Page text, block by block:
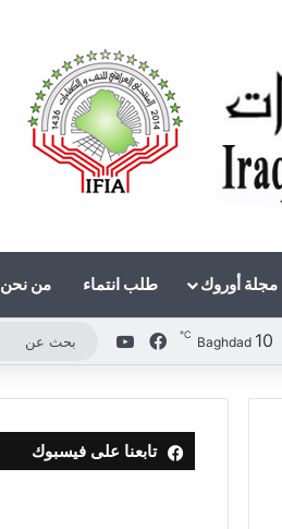
مجلة أوروك طلب انتماء من نحن
Baghdad 10
℃ فيسبوك‫YouTube
تابعنا على فيسبوك